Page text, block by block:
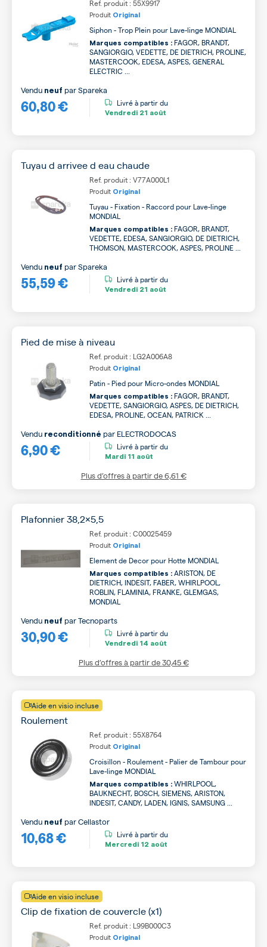
Ref. produit : 55X9917
Produit Original
Siphon - Trop Plein pour Lave-linge MONDIAL
Marques compatibles : FAGOR, BRANDT,
SANGIORGIO, VEDETTE, DE DIETRICH, PROLINE,
MASTERCOOK, EDESA, ASPES, GENERAL
ELECTRIC ...
60,80 €
Vendu neuf parSpareka
Livré à partir du
Vendredi 21 août
Tuyau d arrivee d eau chaude
Ref. produit : V77A000L1
Produit Original
Tuyau - Fixation - Raccord pour Lave-linge
MONDIAL
Marques compatibles : FAGOR, BRANDT,
VEDETTE, EDESA, SANGIORGIO, DE DIETRICH,
THOMSON, MASTERCOOK, ASPES, PROLINE ...
55,59 €
Vendu neuf parSpareka
Livré à partir du
Vendredi 21 août
Pied de mise à niveau
Ref. produit : LG2A006A8
Produit Original
Patin - Pied pour Micro-ondes MONDIAL
Marques compatibles : FAGOR, BRANDT,
VEDETTE, SANGIORGIO, ASPES, DE DIETRICH,
EDESA, PROLINE, OCEAN, PATRICK ...
6,90 €
Vendu reconditionné par ELECTRODOCAS
Livré à partir du
Mardi 11 août
Plus d’offres à partir de6,61 €
Plafonnier 38,2x5,5
Ref. produit : C00025459
Produit Original
Element de Decor pour Hotte MONDIAL
Marques compatibles : ARISTON, DE
DIETRICH, INDESIT, FABER, WHIRLPOOL,
ROBLIN, FLAMINIA, FRANKE, GLEMGAS,
MONDIAL
30,90 €
Vendu neuf parTecnoparts
Livré à partir du
Vendredi 14 août
Plus d’offres à partir de30,45 €
Aide en visio incluse
Roulement
Ref. produit : 55X8764
Produit Original
Croisillon - Roulement - Palier de Tambour pour
Lave-linge MONDIAL
Marques compatibles : WHIRLPOOL,
BAUKNECHT, BOSCH, SIEMENS, ARISTON,
INDESIT, CANDY, LADEN, IGNIS, SAMSUNG ...
10,68 €
Vendu neuf parCellastor
Livré à partir du
Mercredi 12 août
Aide en visio incluse
Clip de fixation de couvercle (x1)
Ref. produit : L99B000C3
Produit Original